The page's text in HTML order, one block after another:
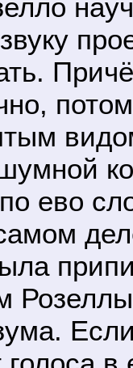
ево